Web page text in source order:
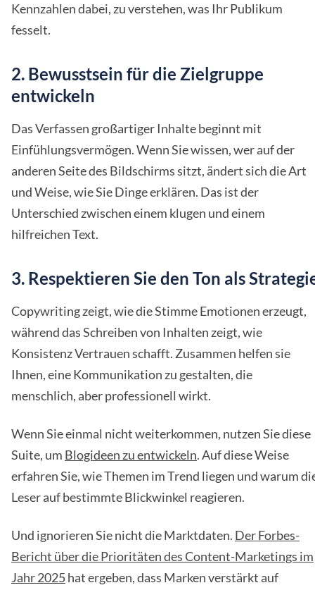
Kennzahlen dabei, zu verstehen, was Ihr Publikum
fesselt.
2. Bewusstsein für die Zielgruppe
entwickeln
Das Verfassen großartiger Inhalte beginnt mit
Einfühlungsvermögen. Wenn Sie wissen, wer auf der
anderen Seite des Bildschirms sitzt, ändert sich die Art
und Weise, wie Sie Dinge erklären. Das ist der
Unterschied zwischen einem klugen und einem
hilfreichen Text.
3. Respektieren Sie den Ton als
Copywriting zeigt, wie die Stimme Emotionen erzeugt,
während das Schreiben von Inhalten zeigt, wie
Konsistenz Vertrauen schafft. Zusammen helfen sie
Ihnen, eine Kommunikation zu gestalten, die
menschlich, aber professionell wirkt.
Wenn Sie einmal nicht weiterkommen, nutzen Sie diese
Suite, um Blogideen zu entwickeln. Auf diese Weise
erfahren Sie, wie Themen im Trend liegen und warum
Leser auf bestimmte Blickwinkel reagieren.
Und ignorieren Sie nicht die Marktdaten. Der Forbes-
Bericht über die Prioritäten des Content-Marketings im
Jahr 2025hat ergeben, dass Marken verstärkt auf